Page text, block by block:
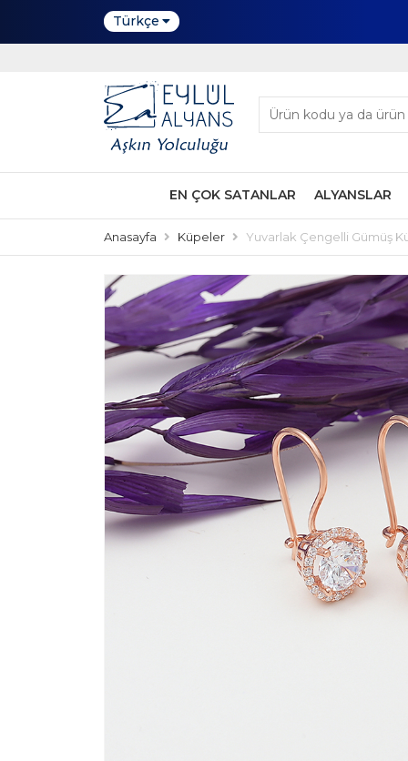
Türkçe
EN ÇOK SATANLAR ALYANSLAR
Anasayfa Küpeler Yuvarlak Çengelli Gümüş